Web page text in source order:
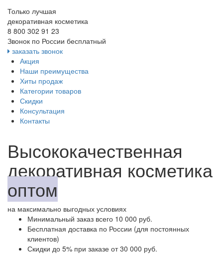
Только лучшая
декоративная косметика
8 800 302 91 23
Звонок по России бесплатный
заказать звонок
Акция
Наши преимущества
Хиты продаж
Категории товаров
Скидки
Консультация
Контакты
Высококачественная
декоративная косметика
оптом
на максимально выгодных условиях
Минимальный заказ всего 10 000 руб.
Бесплатная доставка по России (для постоянных
клиентов)
Скидки до 5% при заказе от 30 000 руб.